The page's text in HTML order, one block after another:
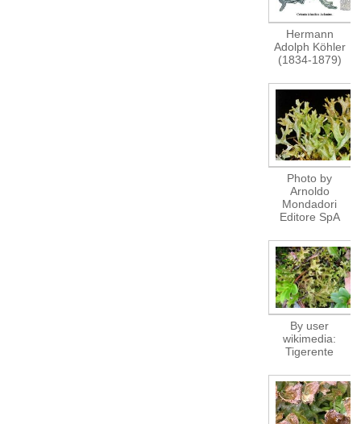
Hermann
Adolph Köhler
(1834-1879)
Photo by
Arnoldo
Mondadori
Editore SpA
By user
wikimedia:
Tigerente